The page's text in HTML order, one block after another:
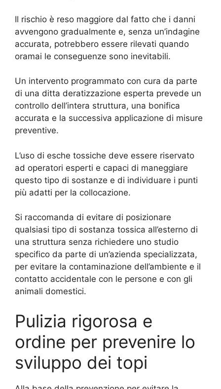
Il rischio è reso maggiore dal fatto che i danni
avvengono gradualmente e, senza un’indagine
accurata, potrebbero essere rilevati quando
oramai le conseguenze sono inevitabili.
Un intervento programmato con cura da parte
di una ditta deratizzazione esperta prevede un
controllo dell’intera struttura, una bonifica
accurata e la successiva applicazione di misure
preventive.
L’uso di esche tossiche deve essere riservato
ad operatori esperti e capaci di maneggiare
questo tipo di sostanze e di individuare i punti
più adatti per la collocazione.
Si raccomanda di evitare di posizionare
qualsiasi tipo di sostanza tossica all’esterno di
una struttura senza richiedere uno studio
specifico da parte di un’azienda specializzata,
per evitare la contaminazione dell’ambiente e il
contatto accidentale con le persone e con gli
animali domestici.
Pulizia rigorosa e
ordine per prevenire lo
sviluppo dei topi